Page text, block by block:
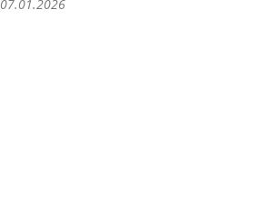
07.01.2026